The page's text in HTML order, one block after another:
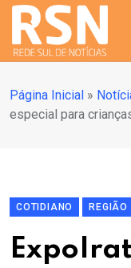
Página Inicial »
especial para
COTIDIANO REGIÃO